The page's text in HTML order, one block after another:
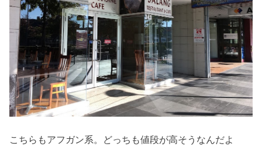
こちらもアフガン系。どっちも値段が高そうなんだよ